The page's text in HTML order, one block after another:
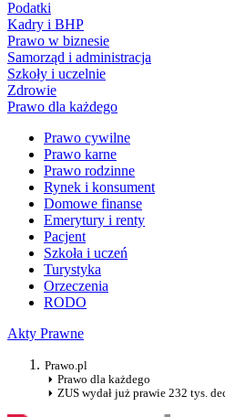
Podatki
Kadry i BHP
Prawo w biznesie
Samorząd i administracja
Szkoły i uczelnie
Zdrowie
Prawo dla każdego
Prawo cywilne
Prawo karne
Prawo rodzinne
Rynek i konsument
Domowe finanse
Emerytury i renty
Pacjent
Szkoła i uczeń
Turystyka
Orzeczenia
RODO
Akty Prawne
Prawo.pl
Prawo dla każdego
ZUS wydał już prawie 232 tys.